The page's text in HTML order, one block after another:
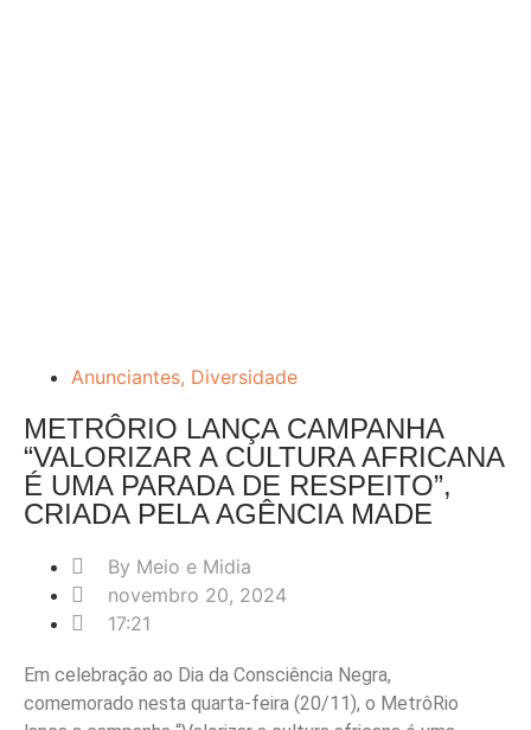
Anunciantes, Diversidade
METRÔRIO LANÇA CAMPANHA
“VALORIZAR A CULTURA AFRICANA
É UMA PARADA DE RESPEITO”,
CRIADA PELA AGÊNCIA MADE
By Meio e Midia
novembro 20, 2024
17:21
Em celebração ao Dia da Consciência Negra,
comemorado nesta quarta-feira (20/11), o MetrôRio